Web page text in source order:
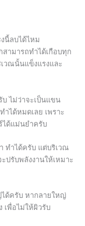
ามารถทำได้เกือบทุก
ณนั้นแข็งแรงและ
ไม่ว่าจะเป็นแขน
ด้หมดเลย เพราะ
ทำได้ครับ แต่บริเวณ
รับพลังงานให้เหมาะ
ด้ครับ หากลายใหญ่
พื่อไม่ให้ผิวรับ
บ ผิวบริเวณนี้ยืดหยุ่น